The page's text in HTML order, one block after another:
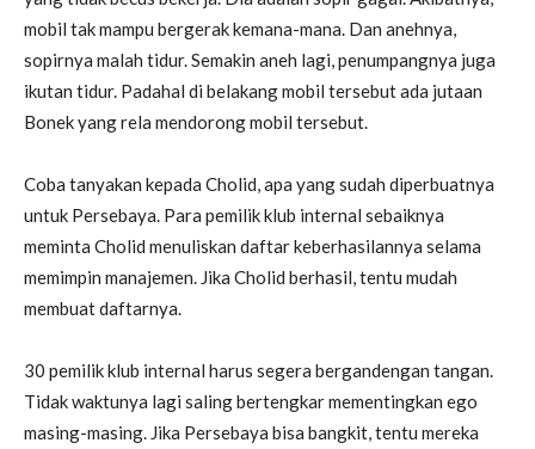
mobil tak mampu bergerak kemana-mana. Dan anehnya,
sopirnya malah tidur. Semakin aneh lagi, penumpangnya juga
ikutan tidur. Padahal di belakang mobil tersebut ada jutaan
Bonek yang rela mendorong mobil tersebut.
Coba tanyakan kepada Cholid, apa yang sudah diperbuatnya
untuk Persebaya. Para pemilik klub internal sebaiknya
meminta Cholid menuliskan daftar keberhasilannya selama
memimpin manajemen. Jika Cholid berhasil, tentu mudah
membuat daftarnya.
30 pemilik klub internal harus segera bergandengan tangan.
Tidak waktunya lagi saling bertengkar mementingkan ego
masing-masing. Jika Persebaya bisa bangkit, tentu mereka